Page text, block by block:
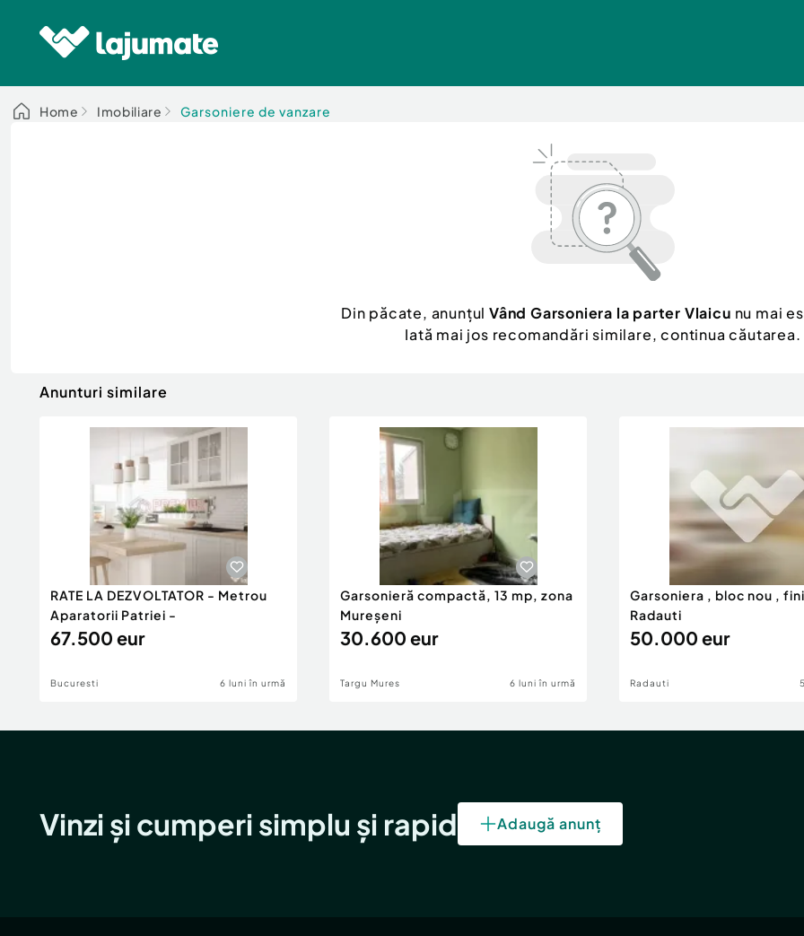
Home Imobiliare Garsoniere de vanzare
Din păcate, anunțulVând Garsoniera la parter Vlaicu nu mai
Iată mai jos recomandări similare, continua căutarea.
Anunturi similare
RATE LA DEZVOLTATOR - Metrou
Aparatorii Patriei -
67.500 eur
Bucuresti 6 luni în urmă
Garsonieră compactă, 13 mp, zona
Mureșeni
30.600 eur
Targu Mures 6 luni în urmă
Garsoniera , bloc nou ,
Radauti
50.000 eur
Radauti
Vinzi și cumperi simplu și rapid Adaugă anunț